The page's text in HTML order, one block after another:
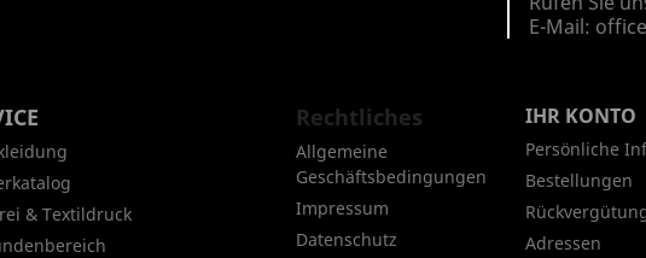
E-Mail:
& Textildruck
Rechtliches
Allgemeine
Geschäftsbedingungen
Impressum
Datenschutz
IHR KONTO
Persönliche
Bestellungen
Adressen